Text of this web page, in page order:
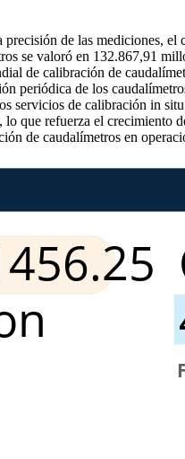
de las mediciones,
se valoró en 132.867,91
de calibración de
periódica de los
de calibración in
que refuerza el crecimiento
de caudalímetros en